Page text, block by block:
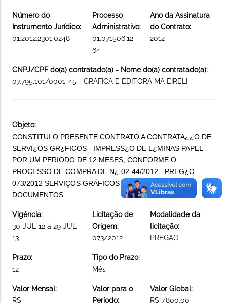
Número do
Instrumento Jurídico:
01.2012.2301.0248
Processo
Administrativo:
01.071506.12-
64
Ano da Assinatura
do Contrato:
2012
CNPJ/CPF do(a) contratado(a) - Nome do(a) contratado(a):
07.795.101/0001-45 - GRAFICA E EDITORA MA EIRELI
Objeto:
CONSTITUI O PRESENTE CONTRATO A CONTRATA¿¿O DE
SERVI¿OS GR¿FICOS - IMPRESS¿O DE L¿MINAS PAPEL
POR UM PERIODO DE 12 MESES, CONFORME O
PROCESSO DE COMPRA DE N¿ 02-44/2012 - PREG¿O
073/2012 SERVIÇOS GRÁFICOS E REPRODUÇÃO DE
DOCUMENTOS
Vigência:
30-JUL-12 a 29-JUL-
13
Licitação de
Origem:
073/2012
Modalidade da
licitação:
PREGAO
Prazo:
12
Tipo do Prazo:
Mês
Valor Mensal:
R$
Valor para o
Período:
Valor Global:
R$ 7,800.00